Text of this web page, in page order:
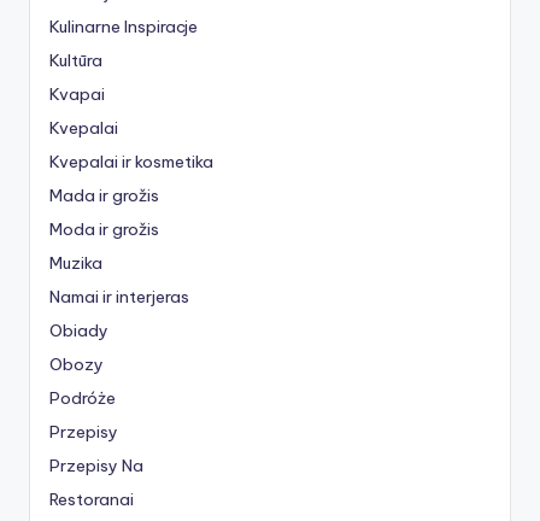
Kulinarne Inspiracje
Kultūra
Kvapai
Kvepalai
Kvepalai ir kosmetika
Mada ir grožis
Moda ir grožis
Muzika
Namai ir interjeras
Obiady
Obozy
Podróże
Przepisy
Przepisy Na
Restoranai